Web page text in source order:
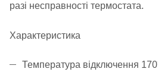
разі несправності термостата.
Характеристика
Температура відключення